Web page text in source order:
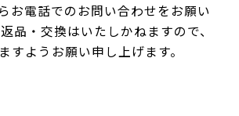
お電話でのお問い合わせをお願い
品・交換はいたしかねますので、
すようお願い申し上げます。